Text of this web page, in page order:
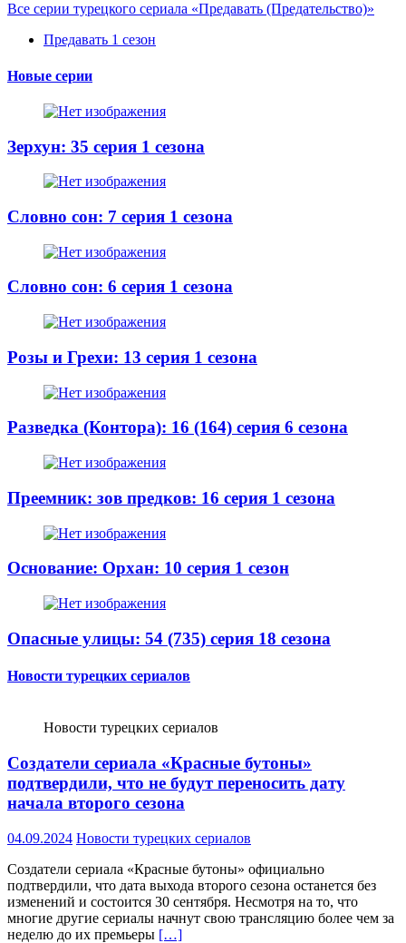
Все серии турецкого сериала «Предавать (Предательство)»
Предавать 1 сезон
Новые серии
Зерхун: 35 серия 1 сезона
Словно сон: 7 серия 1 сезона
Словно сон: 6 серия 1 сезона
Розы и Грехи: 13 серия 1 сезона
Разведка (Контора): 16 (164) серия 6 сезона
Преемник: зов предков: 16 серия 1 сезона
Основание: Орхан: 10 серия 1 сезон
Опасные улицы: 54 (735) серия 18 сезона
Новости турецких сериалов
Новости турецких сериалов
Создатели сериала «Красные бутоны»
подтвердили, что не будут переносить дату
начала второго сезона
04.09.2024 Новости турецких сериалов
Создатели сериала «Красные бутоны» официально
подтвердили, что дата выхода второго сезона останется без
изменений и состоится 30 сентября. Несмотря на то, что
многие другие сериалы начнут свою трансляцию более чем за
неделю до их премьеры […]